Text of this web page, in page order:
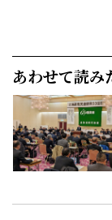
あわせて読み